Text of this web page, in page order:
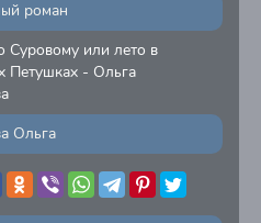
роман
Суровому или лето в
Петушках - Ольга
Ольга